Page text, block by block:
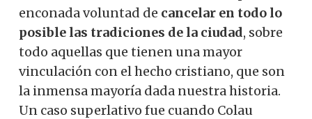
enconada voluntad de cancelar en todo lo
posible las tradiciones de la ciudad, sobre
todo aquellas que tienen una mayor
vinculación con el hecho cristiano, que son
la inmensa mayoría dada nuestra historia.
Un caso superlativo fue cuando Colau